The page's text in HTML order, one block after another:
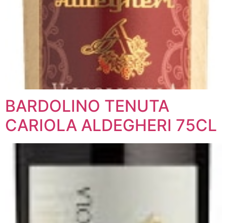
BARDOLINO TENUTA
CARIOLA ALDEGHERI 75CL